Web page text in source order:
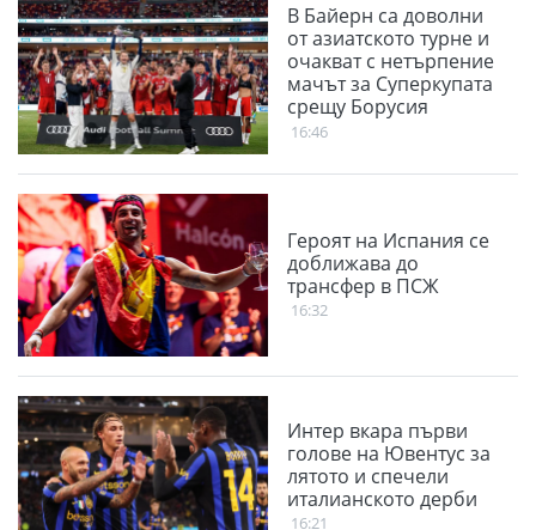
В Байерн са доволни
от азиатското турне и
очакват с нетърпение
мачът за Суперкупата
срещу Борусия
(Дортмунд)
16:46
Героят на Испания се
доближава до
трансфер в ПСЖ
16:32
Интер вкара първи
голове на Ювентус за
лятото и спечели
италианското дерби
16:21